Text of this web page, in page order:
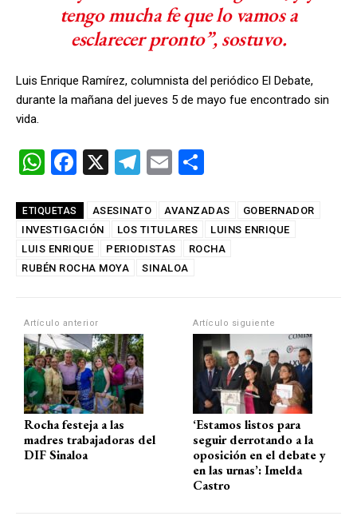
tengo mucha fe que lo vamos a
esclarecer pronto”, sostuvo.
Luis Enrique Ramírez, columnista del periódico El Debate,
durante la mañana del jueves 5 de mayo fue encontrado sin
vida.
W
at
s
A
p
F
ce
b
o
k
X
T
e
gr
a
E
ail m
p
ETIQUETAS ASESINATO AVANZADAS
GOBERNADOR
INVESTIGACIÓN
LOS TITULARES
LUINS ENRIQUE
LUIS ENRIQUE
PERIODISTAS
ROCHA
RUBÉN ROCHA MOYA
SINALOA
Artículo anterior
Rocha festeja a las
madres trabajadoras del
DIF Sinaloa
Artículo siguiente
‘Estamos listos para
seguir derrotando a la
oposición en el debate y
en las urnas’: Imelda
Castro